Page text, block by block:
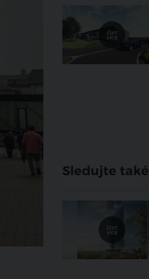
Sledujte také